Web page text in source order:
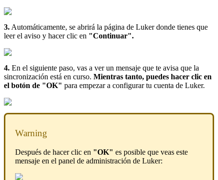
3. Automáticamente, se abrirá la página de Luker donde tienes que
leer el aviso y hacer clic en "Continuar".
4. En el siguiente paso, vas a ver un mensaje que te avisa que la
sincronización está en curso. Mientras tanto, puedes hacer clic en
el botón de "OK" para empezar a configurar tu cuenta de Luker.
Warning
Después de hacer clic en "OK" es posible que veas este
mensaje en el panel de administración de Luker: